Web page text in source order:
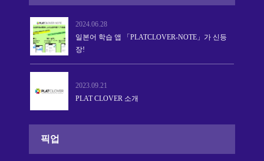
2024.06.28
일본어 학습 앱 「PLATCLOVER-NOTE」가 신등
장!
2023.09.21
PLAT CLOVER 소개
픽업